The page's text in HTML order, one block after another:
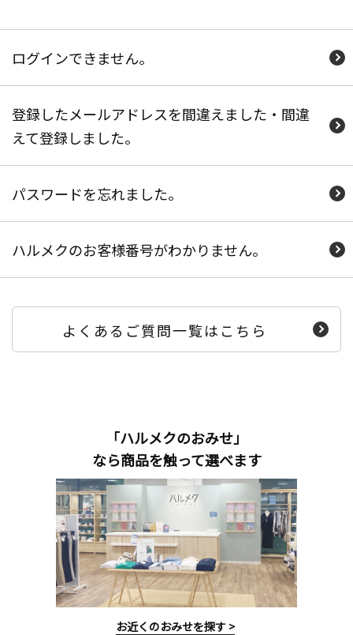
ログインできません。
登録したメールアドレスを間違えました・間違
えて登録しました。
パスワードを忘れました。
ハルメクのお客様番号がわかりません。
よくあるご質問一覧はこちら
「ハルメクのおみせ」
なら商品を触って選べます
お近くのおみせを探す >